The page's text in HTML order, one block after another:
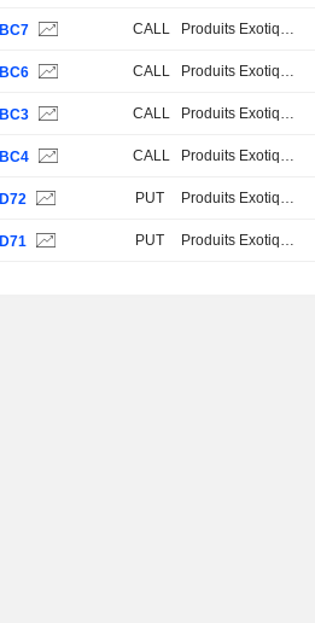
CALL Produits Exotiques
CALL Produits Exotiques
CALL Produits Exotiques
CALL Produits Exotiques
PUT Produits Exotiques
PUT Produits Exotiques